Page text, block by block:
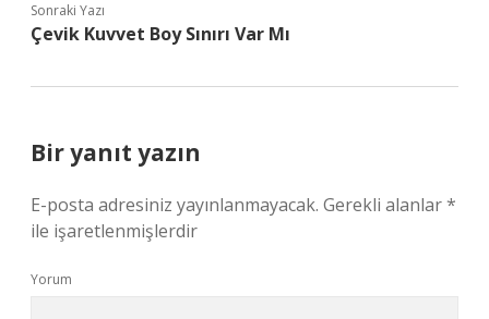
Sonraki Yazı
Çevik Kuvvet Boy Sınırı Var Mı
Bir yanıt yazın
E-posta adresiniz yayınlanmayacak. Gerekli alanlar*
ile işaretlenmişlerdir
Yorum